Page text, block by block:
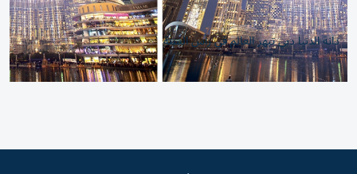
دانة الدنيا دبي تبهر العالم في رأس السنة